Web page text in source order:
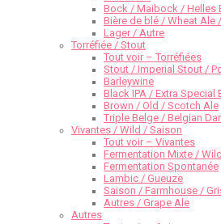
Bock / Maibock / Helles
Bière de blé / Wheat Ale
Lager / Autre
Torréfiée / Stout
Tout voir – Torréfiées
Stout / Imperial Stout /
Barleywine
Black IPA / Extra Special
Brown / Old / Scotch Ale
Triple Belge / Belgian
Vivantes / Wild / Saison
Tout voir – Vivantes
Fermentation Mixte / Wild
Fermentation Spontanée
Lambic / Gueuze
Saison / Farmhouse /
Autres / Grape Ale
Autres